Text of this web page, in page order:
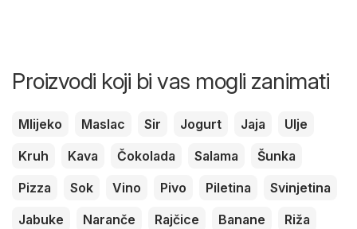
Proizvodi koji bi vas mogli zanimati
Mlijeko Maslac Sir Jogurt Jaja
Ulje
Kruh
Kava Čokolada Salama
Šunka
Pizza
Sok Vino Pivo Piletina
Svinjetina
Jabuke
Naranče Rajčice Banane
Riža